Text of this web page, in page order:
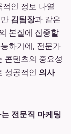
인 정보 나열
김팀장과 같은
본질에 집중할
하기에, 전문가
콘텐츠의 중요성
성공적인 의사
전문직 마케팅